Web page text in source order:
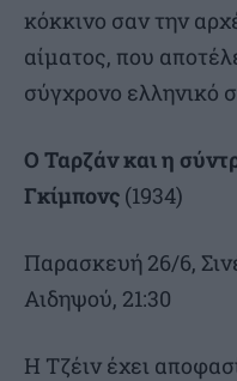
κόκκινο σαν την
αίματος, που
σύγχρονο ελληνικό
Ο Ταρζάν και η
Γκίμπονς (1934)
Παρασκευή 26/6,
Αιδηψού, 21:30
Η Τζέιν έχει